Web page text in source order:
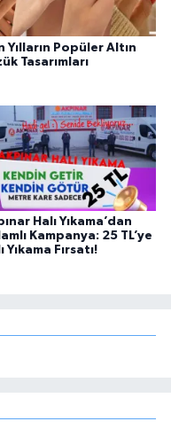
Yılların Popüler Altın
Tasarımları
Halı Yıkama’dan
Kampanya: 25 TL’ye
Yıkama Fırsatı!